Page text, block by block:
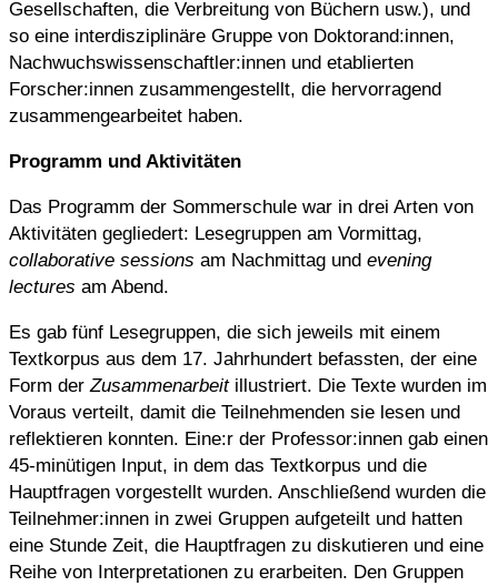
Gesellschaften, die Verbreitung von Büchern usw.), und
so eine interdisziplinäre Gruppe von Doktorand:innen,
Nachwuchswissenschaftler:innen und etablierten
Forscher:innen zusammengestellt, die hervorragend
zusammengearbeitet haben.
Programm und Aktivitäten
Das Programm der Sommerschule war in drei Arten von
Aktivitäten gegliedert: Lesegruppen am Vormittag,
collaborative sessions am Nachmittag und evening
lectures am Abend.
Es gab fünf Lesegruppen, die sich jeweils mit einem
Textkorpus aus dem 17. Jahrhundert befassten, der eine
Form derZusammenarbeitillustriert. Die Texte wurden im
Voraus verteilt, damit die Teilnehmenden sie lesen und
reflektieren konnten. Eine:r der Professor:innen gab einen
45-minütigen Input, in dem das Textkorpus und die
Hauptfragen vorgestellt wurden. Anschließend wurden die
Teilnehmer:innen in zwei Gruppen aufgeteilt und hatten
eine Stunde Zeit, die Hauptfragen zu diskutieren und eine
Reihe von Interpretationen zu erarbeiten. Den Gruppen